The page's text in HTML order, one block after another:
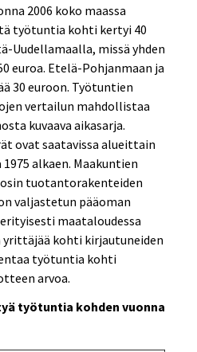
2006 koko maassa
työtuntia kohti kertyi 40
Uudellamaalla, missä yhden
euroa. Etelä-Pohjanmaan ja
30 euroon. Työtuntien
vertailun mahdollistaa
kuvaava aikasarja.
ovat saatavissa alueittain
alkaen. Maakuntien
tuotantorakenteiden
valjastetun pääoman
maataloudessa
yrittäjää kohti kirjautuneiden
työtuntia kohti
arvoa.
työtuntia kohden vuonna